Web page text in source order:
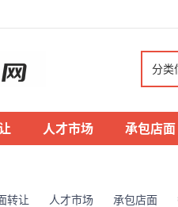
分类
人才市场 承包店面
转让 人才市场 承包店面